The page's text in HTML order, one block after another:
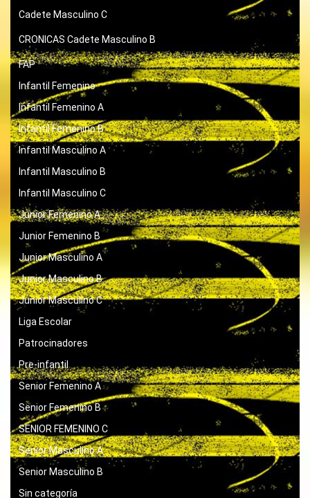
Cadete Masculino C
CRONICAS Cadete Masculino B
FAP
Infantil Femenino
Infantil Femenino A
Infantil Femenino B
Infantil Masculino A
Infantil Masculino B
Infantil Masculino C
Junior Femenino A
Junior Femenino B
Junior Masculino A
Junior Masculino B
Junior Masculino C
Liga Escolar
Patrocinadores
Pre-infantil
Senior Femenino A
Senior Femenino B
SENIOR FEMENINO C
Senior Masculino A
Senior Masculino B
Sin categoría